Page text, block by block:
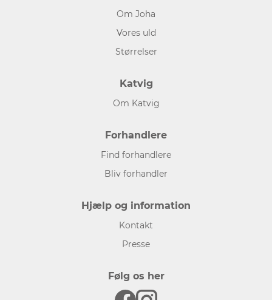
Om Joha
Vores uld
Størrelser
Katvig
Om Katvig
Forhandlere
Find forhandlere
Bliv forhandler
Hjælp og information
Kontakt
Presse
Følg os her